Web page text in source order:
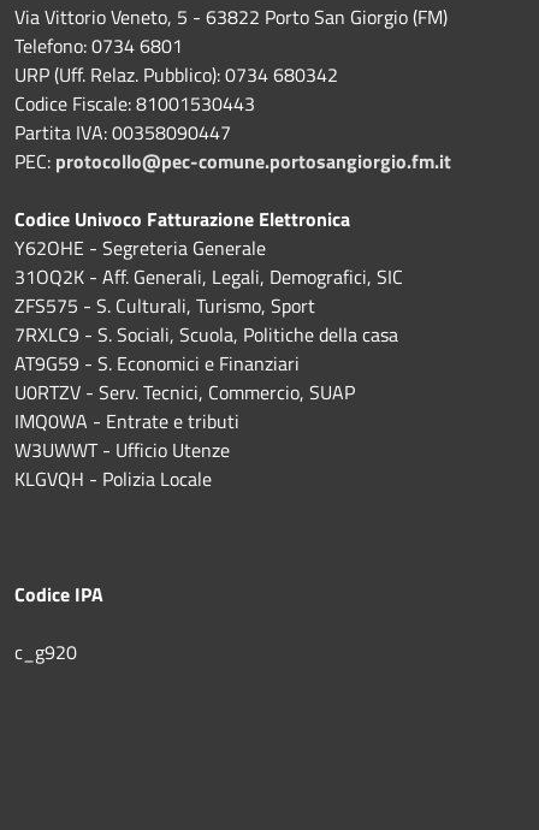
Via Vittorio Veneto, 5 - 63822 Porto San Giorgio (FM)
Telefono: 0734 6801
URP (Uff. Relaz. Pubblico): 0734 680342
Codice Fiscale: 81001530443
Partita IVA: 00358090447
PEC: protocollo@pec-comune.portosangiorgio.fm.it
Codice Univoco Fatturazione Elettronica
Y62OHE - Segreteria Generale
31OQ2K - Aff. Generali, Legali, Demografici, SIC
ZFS575 - S. Culturali, Turismo, Sport
7RXLC9 - S. Sociali, Scuola, Politiche della casa
AT9G59 - S. Economici e Finanziari
U0RTZV - Serv. Tecnici, Commercio, SUAP
IMQ0WA - Entrate e tributi
W3UWWT - Ufficio Utenze
KLGVQH - Polizia Locale
Codice IPA
c_g920